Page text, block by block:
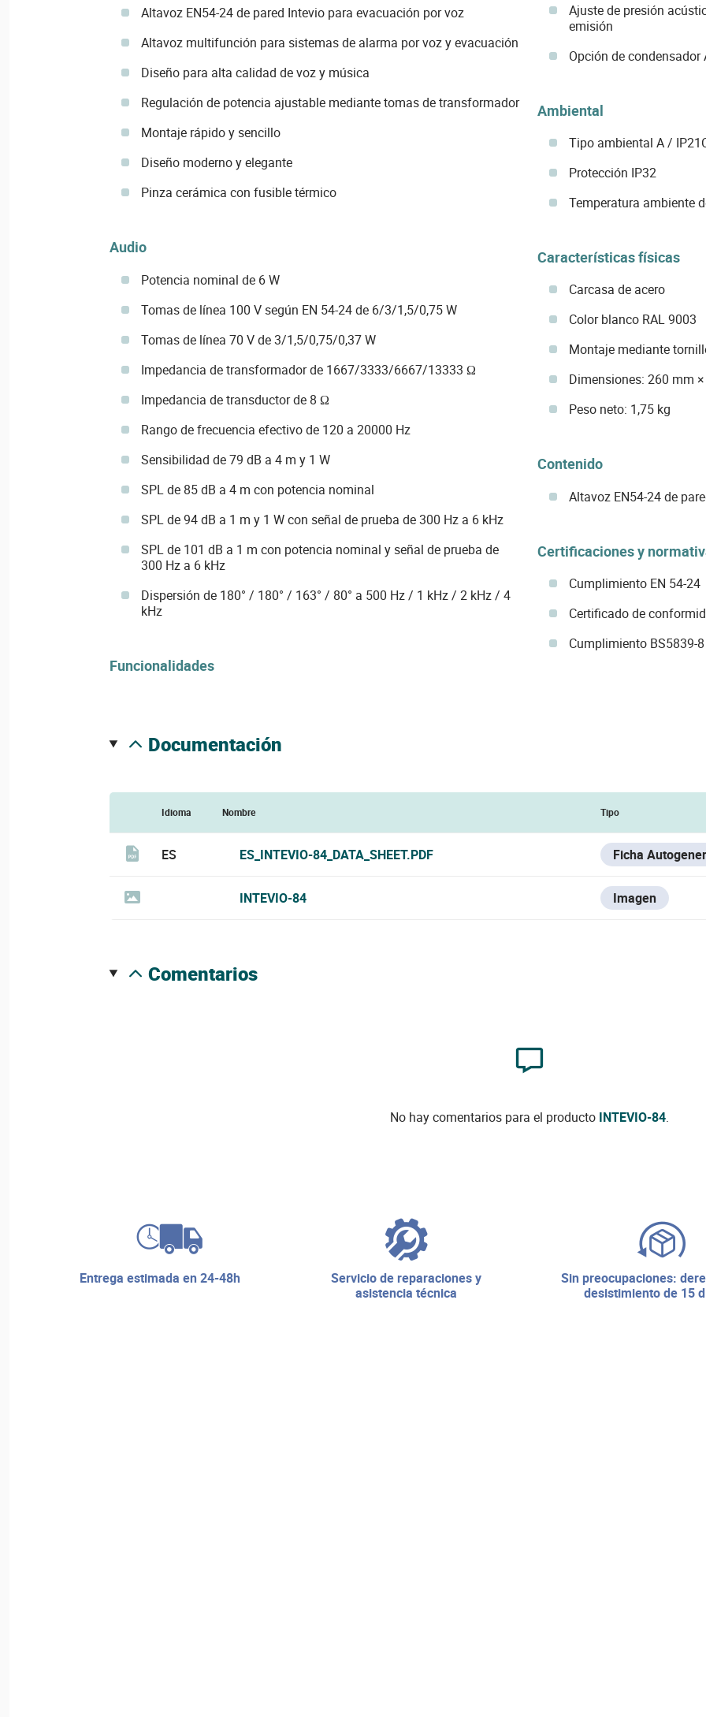
Altavoz EN54-24 de pared Intevio para evacuación por voz
Altavoz multifunción para sistemas de alarma por voz y evacuación
Diseño para alta calidad de voz y música
Regulación de potencia ajustable mediante tomas de transformador
Montaje rápido y sencillo
Diseño moderno y elegante
Pinza cerámica con fusible térmico
Audio
Potencia nominal de 6 W
Tomas de línea 100 V según EN 54-24 de 6/3/1,5/0,75 W
Tomas de línea 70 V de 3/1,5/0,75/0,37 W
Impedancia de transformador de 1667/3333/6667/13333 Ω
Impedancia de transductor de 8 Ω
Rango de frecuencia efectivo de 120 a 20000 Hz
Sensibilidad de 79 dB a 4 m y 1 W
SPL de 85 dB a 4 m con potencia nominal
SPL de 94 dB a 1 m y 1 W con señal de prueba de 300 Hz a 6 kHz
SPL de 101 dB a 1 m con potencia nominal y señal de prueba de
300 Hz a 6 kHz
Dispersión de 180° / 180° / 163° / 80° a 500 Hz / 1 kHz / 2 kHz / 4
kHz
Funcionalidades
Ajuste de presión
emisión
Opción de condensador
Ambiental
Tipo ambiental A /
Protección IP32
Temperatura ambiente
Características físicas
Carcasa de acero
Color blanco RAL 9003
Montaje mediante
Dimensiones: 260 mm
Peso neto: 1,75 kg
Contenido
Altavoz EN54-24 de
Certificaciones y
Cumplimiento EN 54-24
Certificado de
Cumplimiento BS5839-
documentación
Idioma Nombre Tipo
ES ES_INTEVIO-84_DATA_SHEET.PDF Ficha
INTEVIO-84 Imagen
comentarios
No hay comentarios para el producto INTEVIO-84.
entrega estimada en 24-48h
servicio de reparaciones y
asistencia técnica
sin preocupaciones: derecho de
desistimiento de 15